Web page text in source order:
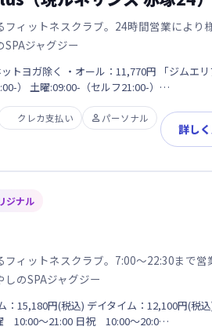
ィットネスクラブ。24時間営業により
ジャグジー
トヨガ除く ・オール：11,770円 「ジムエ
） 土曜:09:00-（セルフ21:00-）…
クレカ支払い  パーソナル
詳し
ジナル
ィットネスクラブ。7:00〜22:30まで営
のSPAジャグジー
：15,180円(税込) デイタイム：12,100円(税
10:00～21:00 日祝 10:00～20:0…